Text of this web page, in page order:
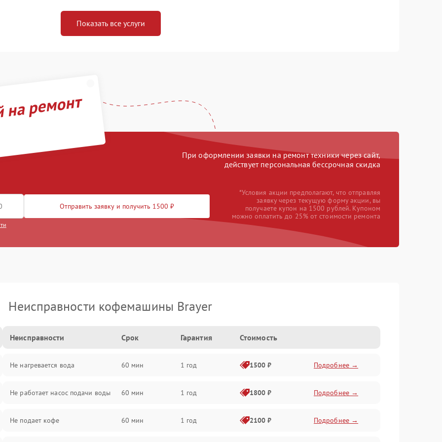
Показать все услуги
ремонт
При оформлении заявки на ремонт техники через сайт,
действует персональная бессрочная скидка
Отправить заявку и получить 1500 ₽
*Условия акции предполагают, что отправляя
заявку через текущую форму акции, вы
получаете купон на 1500 рублей. Купоном
можно оплатить до 25% от стоимости ремонта
Неисправности кофемашины Brayer
Неисправности Срок Гарантия Стоимость
Не нагревается вода 60 мин 1 год 1500 ₽ Подробнее →
Не работает насос подачи воды 60 мин 1 год 1800 ₽ Подробнее →
Не подает кофе 60 мин 1 год 2100 ₽ Подробнее →